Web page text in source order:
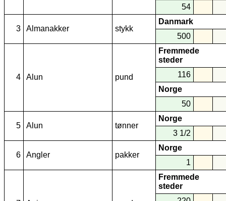
54
3 Almanakker stykk
Danmark
500
4 Alun pund
Fremmede
steder
116
Norge
50
5 Alun tønner
Norge
3 1/2
6 Angler pakker
Norge
1
Fremmede
steder